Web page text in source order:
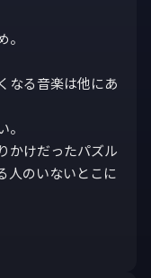
なる音楽は他にあ
かけだったパズル
人のいないとこに